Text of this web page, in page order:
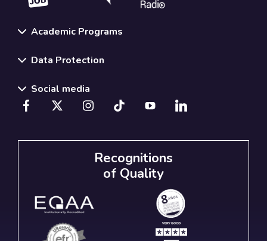
Academic Programs
Data Protection
Social media
Recognitions
of Quality